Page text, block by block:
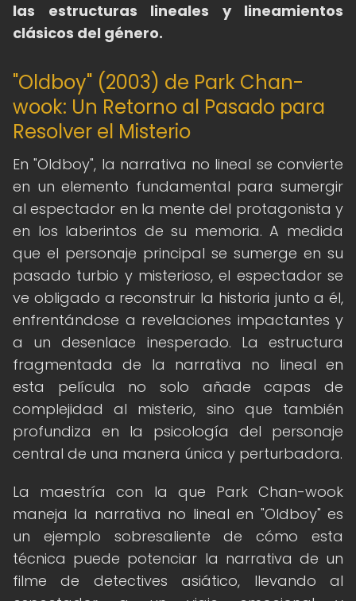
las estructuras lineales y lineamientos
clásicos del género.
"Oldboy" (2003) de Park Chan-
wook: Un Retorno al Pasado para
Resolver el Misterio
En "Oldboy", la narrativa no lineal se convierte
en un elemento fundamental para sumergir
al espectador en la mente del protagonista y
en los laberintos de su memoria. A medida
que el personaje principal se sumerge en su
pasado turbio y misterioso, el espectador se
ve obligado a reconstruir la historia junto a él,
enfrentándose a revelaciones impactantes y
a un desenlace inesperado. La estructura
fragmentada de la narrativa no lineal en
esta película no solo añade capas de
complejidad al misterio, sino que también
profundiza en la psicología del personaje
central de una manera única y perturbadora.
La maestría con la que Park Chan-wook
maneja la narrativa no lineal en "Oldboy" es
un ejemplo sobresaliente de cómo esta
técnica puede potenciar la narrativa de un
filme de detectives asiático, llevando al